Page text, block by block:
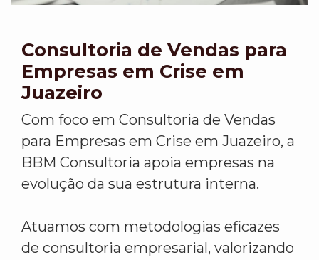
Consultoria de Vendas para
Empresas em Crise em
Juazeiro
Com foco em Consultoria de Vendas
para Empresas em Crise em Juazeiro, a
BBM Consultoria apoia empresas na
evolução da sua estrutura interna.
Atuamos com metodologias eficazes
de consultoria empresarial, valorizando